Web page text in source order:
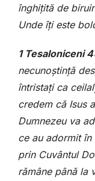
înghițită de
Unde îți este
1 Tesaloniceni
necunoștință
întristați ca
credem că Isus
Dumnezeu va
ce au adormit în
prin Cuvântul
rămâne până la